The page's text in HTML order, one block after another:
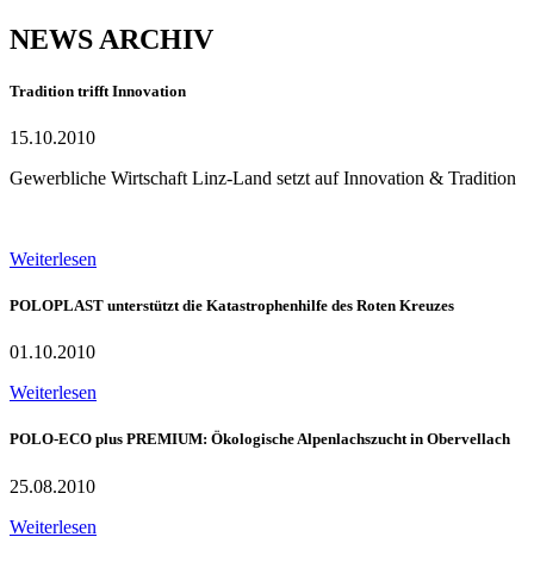
NEWS ARCHIV
Tradition trifft Innovation
15.10.2010
Gewerbliche Wirtschaft Linz-Land setzt auf Innovation & Tradition
Weiterlesen
POLOPLAST unterstützt die Katastrophenhilfe des Roten Kreuzes
01.10.2010
Weiterlesen
POLO-ECO plus PREMIUM: Ökologische Alpenlachszucht in Obervellach
25.08.2010
Weiterlesen